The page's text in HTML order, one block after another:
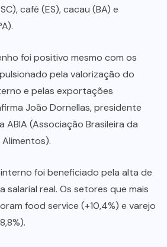
café (ES), cacau (BA) e
foi positivo mesmo com os
pela valorização do
e pelas exportações
João Dornellas, presidente
ABIA (Associação Brasileira da
foi beneficiado pela alta de
salarial real. Os setores que mais
food service (+10,4%) e varejo